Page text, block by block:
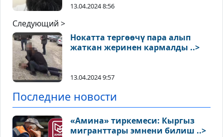
13.04.2024 8:56
Следующий >
Нокатта тергөөчү пара алып
жаткан жеринен кармалды ..>
13.04.2024 9:57
Последние новости
«Амина» тиркемеси: Кыргыз
мигранттары эмнени билиш ..>